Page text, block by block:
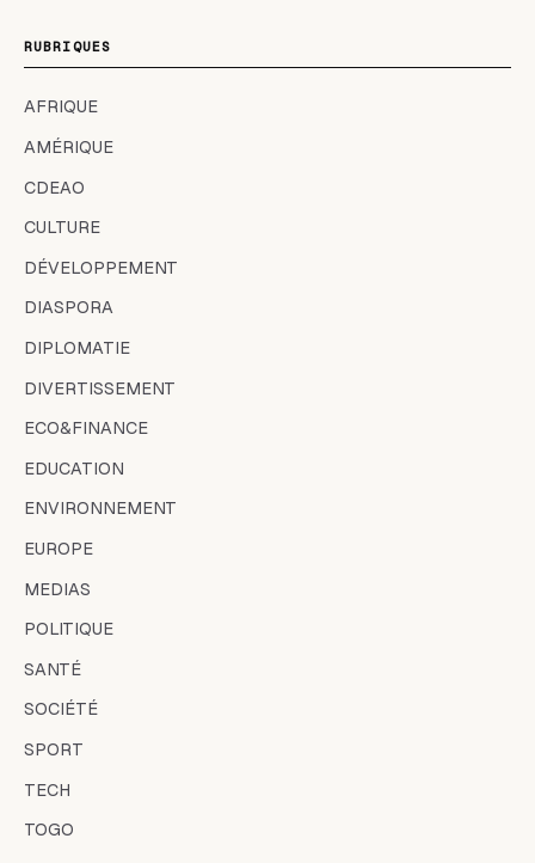
RUBRIQUES
AFRIQUE
AMÉRIQUE
CDEAO
CULTURE
DÉVELOPPEMENT
DIASPORA
DIPLOMATIE
DIVERTISSEMENT
ECO&FINANCE
EDUCATION
ENVIRONNEMENT
EUROPE
MEDIAS
POLITIQUE
SANTÉ
SOCIÉTÉ
SPORT
TECH
TOGO